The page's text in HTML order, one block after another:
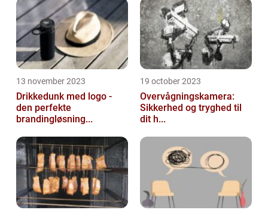
13 november 2023
Drikkedunk med logo -
den perfekte
brandingløsning...
19 october 2023
Overvågningskamera:
Sikkerhed og tryghed til
dit h...